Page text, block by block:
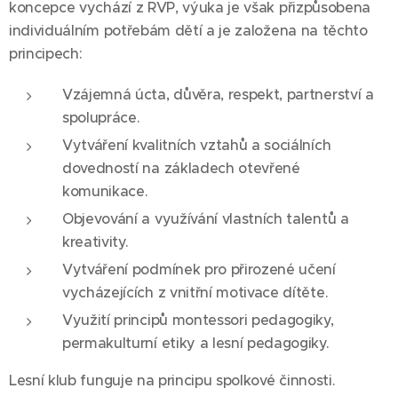
koncepce vychází z RVP, výuka je však přizpůsobena
individuálním potřebám dětí a je založena na těchto
principech:
Vzájemná úcta, důvěra, respekt, partnerství a
spolupráce.
Vytváření kvalitních vztahů a sociálních
dovedností na základech otevřené
komunikace.
Objevování a využívání vlastních talentů a
kreativity.
Vytváření podmínek pro přirozené učení
vycházejících z vnitřní motivace dítěte.
Využití principů montessori pedagogiky,
permakulturní etiky a lesní pedagogiky.
Lesní klub funguje na principu spolkové činnosti.